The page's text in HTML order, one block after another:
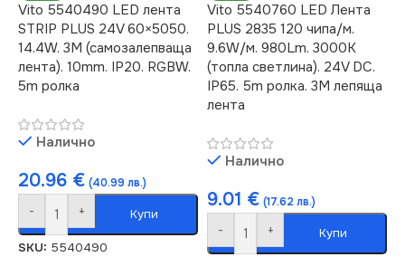
Vito 5540490 LED лента
STRIP PLUS 24V 60×5050.
14.4W. 3M (самозалепваща
лента). 10mm. IP20. RGBW.
5m ролка
Налично
20.96 € (40.99 лв.)
- + Купи
SKU: 5540490
Vito 5540760 LED Лента
PLUS 2835 120 чипа/м.
9.6W/м. 980Lm. 3000K
(топла светлина). 24V DC.
IP65. 5m ролка. 3M лепяща
лента
Налично
9.01 € (17.62 лв.)
- + Купи